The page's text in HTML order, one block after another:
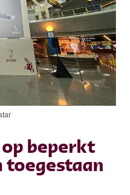
beperkt
toegestaan